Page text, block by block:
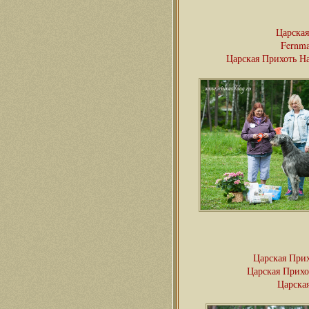
Царская Прихоть
Царская
Царская